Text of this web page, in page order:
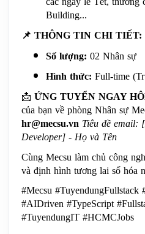
Building...
📌 THÔNG TIN CHI TIẾT:
Số lượng: 02 Nhân sự
Hình thức: Full-time
📩 ỨNG TUYỂN NGAY
của bạn về phòng Nhân sự
hr@mecsu.vn Tiêu đề email:
Developer] - Họ và Tên
Cùng Mecsu làm chủ công
và định hình tương lai số hóa
#Mecsu #TuyendungFullstack
#AIDriven #TypeScript
#TuyendungIT #HCMCJobs